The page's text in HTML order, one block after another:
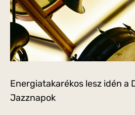
Energiatakarékos lesz idén a
Jazznapok